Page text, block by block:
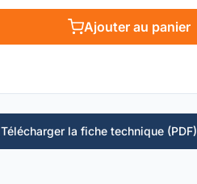
Ajouter au panier
Télécharger la fiche technique (PDF)